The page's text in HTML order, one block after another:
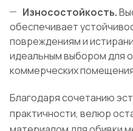
Износостойкость.
обеспечивает
повреждениям и
идеальным выбором для
коммерческих
Благодаря сочетанию
практичности, велюр